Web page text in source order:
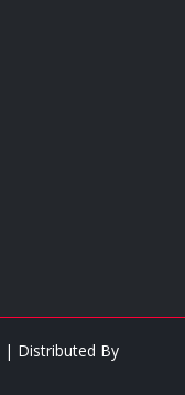
| Distributed By